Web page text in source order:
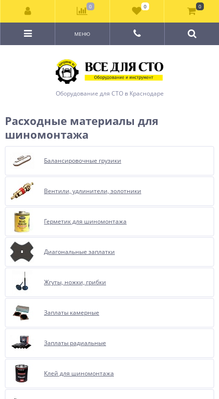
Оборудование для СТО в Краснодаре
МЕНЮ
Расходные материалы для
шиномонтажа
Балансировочные грузики
Вентили, удлинители, золотники
Герметик для шиномонтажа
Диагональные заплатки
Жгуты, ножки, грибки
Заплаты камерные
Заплаты радиальные
Клей для шиномонтажа
0 0 0